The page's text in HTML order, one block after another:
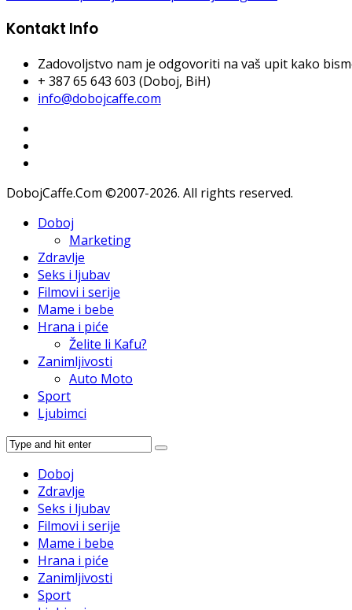
Kontakt Info
Zadovoljstvo nam je odgovoriti na vaš upit kako
+ 387 65 643 603 (Doboj, BiH)
info@dobojcaffe.com
DobojCaffe.Com ©2007-2026. All rights reserved.
Doboj
Marketing
Zdravlje
Seks i ljubav
Filmovi i serije
Mame i bebe
Hrana i piće
Želite li Kafu?
Zanimljivosti
Auto Moto
Sport
Ljubimci
Doboj
Zdravlje
Seks i ljubav
Filmovi i serije
Mame i bebe
Hrana i piće
Zanimljivosti
Sport